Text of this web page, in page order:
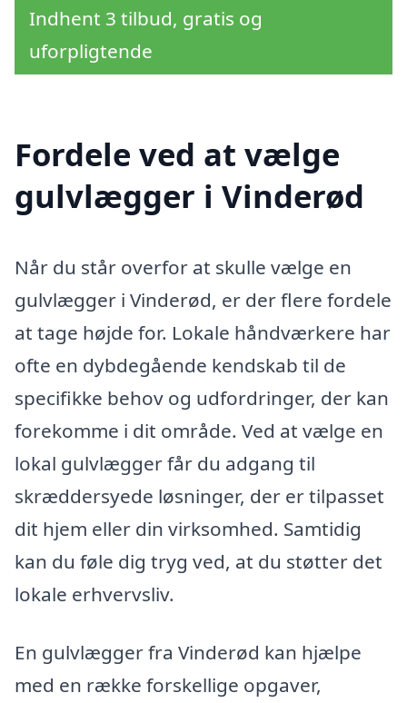
Indhent 3 tilbud, gratis og
uforpligtende
Fordele ved at vælge
gulvlægger i Vinderød
Når du står overfor at skulle vælge en
gulvlægger i Vinderød, er der flere fordele
at tage højde for. Lokale håndværkere har
ofte en dybdegående kendskab til de
specifikke behov og udfordringer, der kan
forekomme i dit område. Ved at vælge en
lokal gulvlægger får du adgang til
skræddersyede løsninger, der er tilpasset
dit hjem eller din virksomhed. Samtidig
kan du føle dig tryg ved, at du støtter det
lokale erhvervsliv.
En gulvlægger fra Vinderød kan hjælpe
med en række forskellige opgaver,